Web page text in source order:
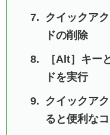
クイックア
ドの削除
［Alt］キー
ドを実行
クイックア
ると便利な